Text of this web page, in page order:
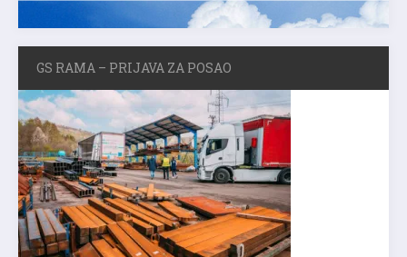
GS RAMA – PRIJAVA ZA POSAO